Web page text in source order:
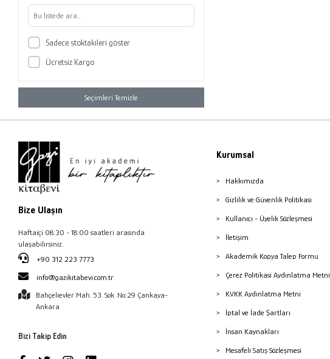
Sadece stoktakileri göster
Ücretsiz Kargo
Seçimleri Temizle
Bize Ulaşın
Haftaiçi 08:30 - 18:00 saatleri arasında
ulaşabilirsiniz.
+90 312 223 7773
info@gazikitabevi.com.tr
Bahçelievler Mah. 53. Sok. No:29 Çankaya-
Ankara
Bizi Takip Edin
Kurumsal
Hakkımızda
Gizlilik ve Güvenlik Politikası
Kullanıcı - Üyelik Sözleşmesi
İletişim
Akademik Kopya Talep Formu
Çerez Politikası Aydınlatma Metni
KVKK Aydınlatma Metni
İptal ve İade Şartları
İnsan Kaynakları
Mesafeli Satış Sözleşmesi